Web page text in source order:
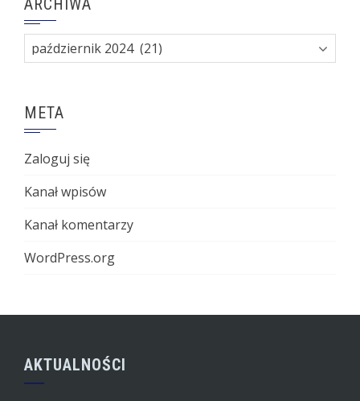
ARCHIWA
Archiwa
META
Zaloguj się
Kanał wpisów
Kanał komentarzy
WordPress.org
AKTUALNOŚCI